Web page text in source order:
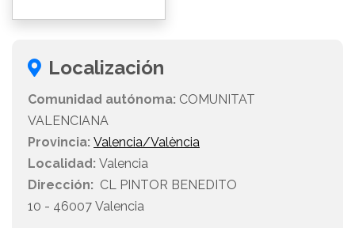
Localización
Comunidad autónoma: COMUNITAT
VALENCIANA
Provincia: Valencia/València
Localidad: Valencia
Dirección: CL PINTOR BENEDITO
10 - 46007 Valencia